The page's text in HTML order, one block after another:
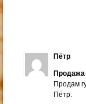
Пётр
Продажа
Продам
Пётр.